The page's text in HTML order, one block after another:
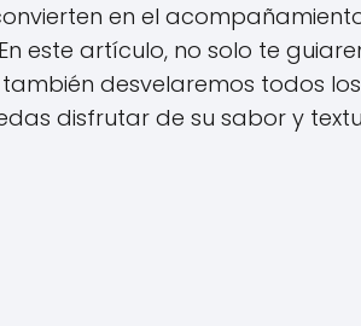
en el
este artículo, no solo te
desvelaremos todos los
disfrutar de su sabor y